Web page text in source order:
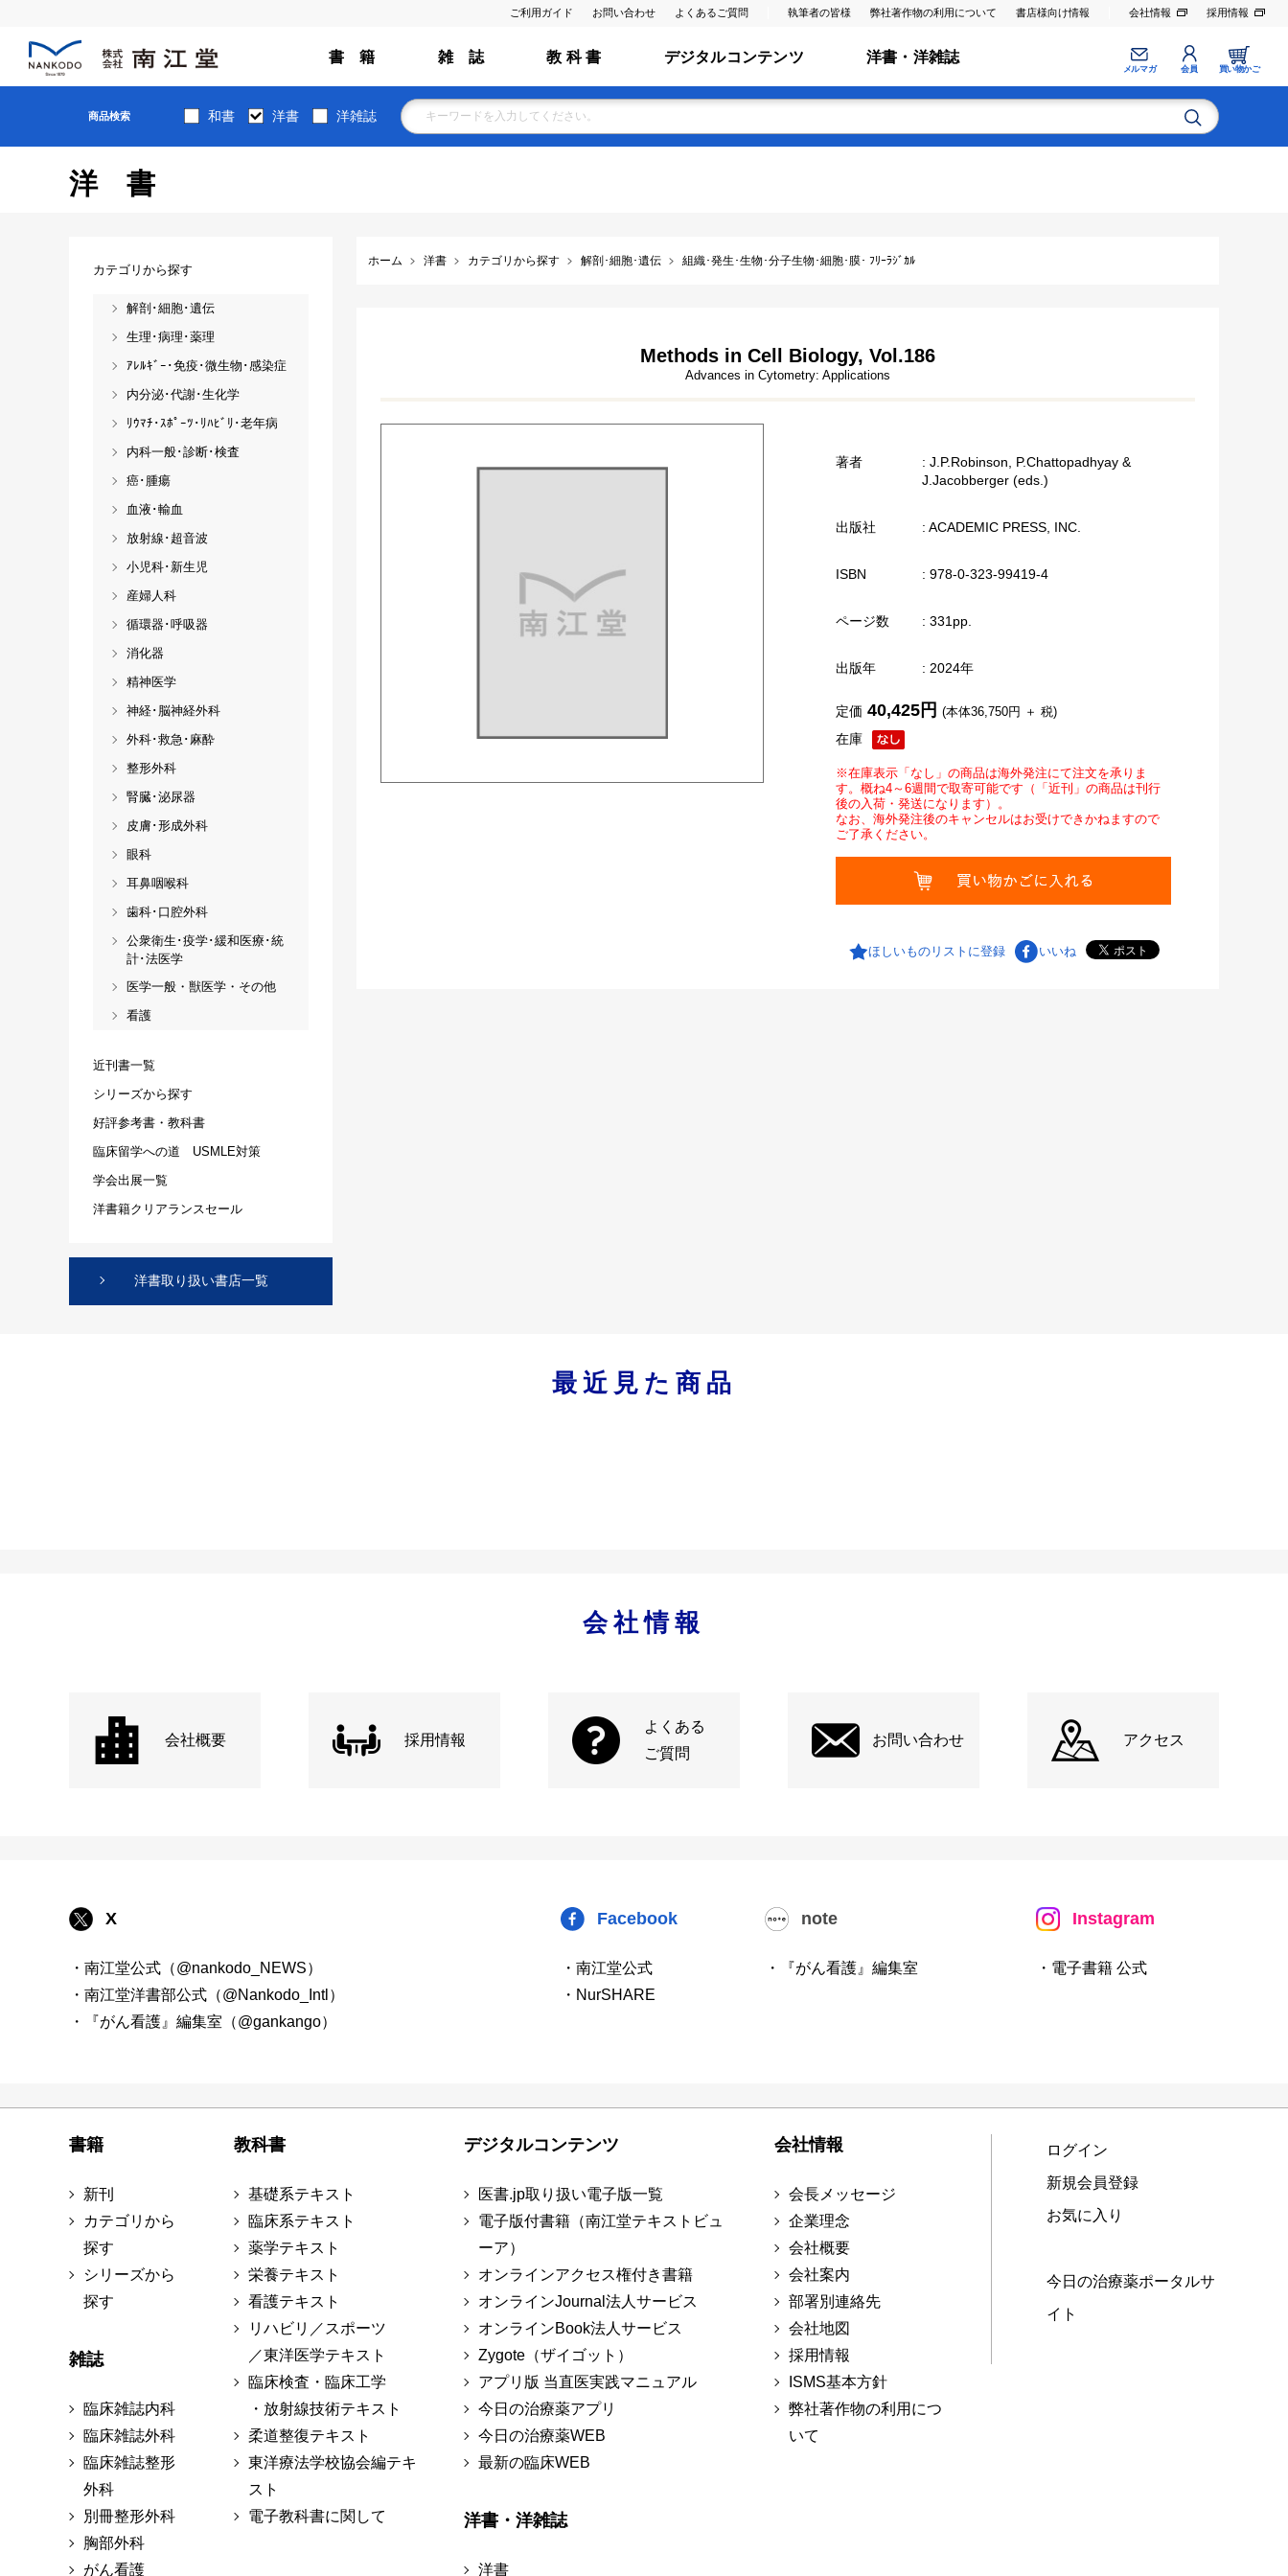
ご利用ガイド お問い合わせ よくあるご質問 執筆者の皆様 弊社著作物の利用について 書店様向け情報 会社情報 採用情報
書 籍 雑 誌 教 科 書 デジタルコンテンツ 洋書・洋雑誌
メルマガ 会員 買い物かご
商品検索 和書 洋書 洋雑誌
洋書
ホーム 洋書 カテゴリから探す 解剖･細胞･遺伝 組織･発生･生物･分子生物･細胞･膜･ ﾌﾘｰﾗｼﾞｶﾙ
Methods in Cell Biology, Vol.186
Advances in Cytometry: Applications
著者
: J.P.Robinson, P.Chattopadhyay &
J.Jacobberger (eds.)
出版社 : ACADEMIC PRESS, INC.
ISBN : 978-0-323-99419-4
ページ数 : 331pp.
出版年 : 2024年
在庫
定価 40,425円 (本体36,750円 ＋ 税)
※在庫表示「なし」の商品は海外発注にて注文を承りま
す。概ね4～6週間で取寄可能です（「近刊」の商品は刊行
後の入荷・発送になります）。
なお、海外発注後のキャンセルはお受けできかねますので
ご了承ください。
ほしいものリストに登録 いいね
カテゴリから探す
解剖･細胞･遺伝
生理･病理･薬理
ｱﾚﾙｷﾞｰ･免疫･微生物･感染症
内分泌･代謝･生化学
ﾘｳﾏﾁ･ｽﾎﾟｰﾂ･ﾘﾊﾋﾞﾘ･老年病
内科一般･診断･検査
癌･腫瘍
血液･輸血
放射線･超音波
小児科･新生児
産婦人科
循環器･呼吸器
消化器
精神医学
神経･脳神経外科
外科･救急･麻酔
整形外科
腎臓･泌尿器
皮膚･形成外科
眼科
耳鼻咽喉科
歯科･口腔外科
公衆衛生･疫学･緩和医療･統
計･法医学
医学一般・獣医学・その他
看護
近刊書一覧
シリーズから探す
好評参考書・教科書
臨床留学への道 USMLE対策
学会出展一覧
洋書籍クリアランスセール
洋書取り扱い書店一覧
最近見た商品
会社情報
会社概要 採用情報
よくある
ご質問
お問い合わせ アクセス
X
・南江堂公式（@nankodo_NEWS）
・南江堂洋書部公式（@Nankodo_Intl）
・『がん看護』編集室（@gankango）
Facebook
・南江堂公式
・NurSHARE
note
・『がん看護』編集室
Instagram
・電子書籍 公式
書籍
新刊
カテゴリから
探す
シリーズから
探す
雑誌
臨床雑誌内科
臨床雑誌外科
臨床雑誌整形
外科
別冊整形外科
胸部外科
がん看護
教科書
基礎系テキスト
臨床系テキスト
薬学テキスト
栄養テキスト
看護テキスト
リハビリ／スポーツ
／東洋医学テキスト
臨床検査・臨床工学
・放射線技術テキスト
柔道整復テキスト
東洋療法学校協会編テキ
スト
電子教科書に関して
デジタルコンテンツ
医書.jp取り扱い電子版一覧
電子版付書籍（南江堂テキストビュ
ーア）
オンラインアクセス権付き書籍
オンラインJournal法人サービス
オンラインBook法人サービス
Zygote（ザイゴット）
アプリ版 当直医実践マニュアル
今日の治療薬アプリ
今日の治療薬WEB
最新の臨床WEB
洋書・洋雑誌
洋書
会社情報
会長メッセージ
企業理念
会社概要
会社案内
部署別連絡先
会社地図
採用情報
ISMS基本方針
弊社著作物の利用につ
いて
ログイン
新規会員登録
お気に入り
今日の治療薬ポータルサ
イト